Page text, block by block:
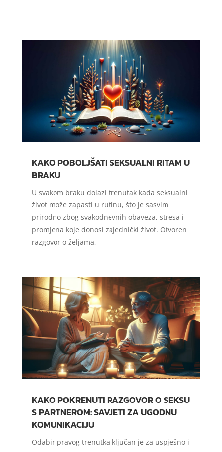
KAKO POBOLJŠATI SEKSUALNI RITAM U
BRAKU
U svakom braku dolazi trenutak kada seksualni
život može zapasti u rutinu, što je sasvim
prirodno zbog svakodnevnih obaveza, stresa i
promjena koje donosi zajednički život. Otvoren
razgovor o željama,
KAKO POKRENUTI RAZGOVOR O SEKSU
S PARTNEROM: SAVJETI ZA UGODNU
KOMUNIKACIJU
Odabir pravog trenutka ključan je za uspješno i